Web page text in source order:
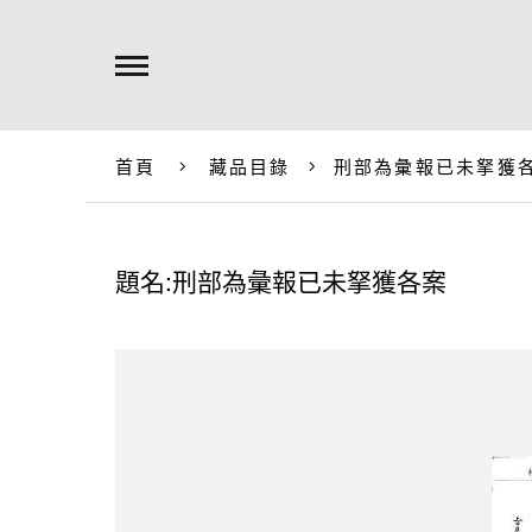
首頁 藏品目錄 刑部為彙報已未拏獲
題名:刑部為彙報已未拏獲各案